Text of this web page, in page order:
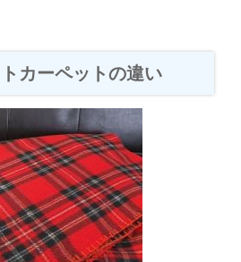
カーペットの違い